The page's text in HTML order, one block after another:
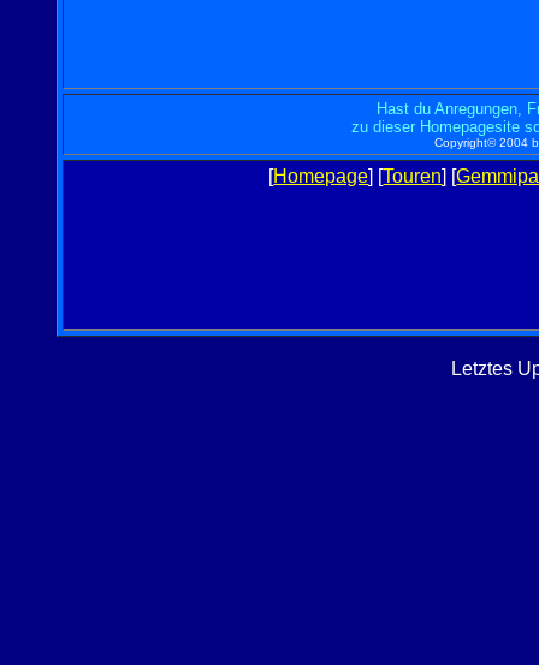
Hast du Anregungen,
zu dieser Homepagesite
Copyright© 2004
[Homepage] [Touren] [
Letztes